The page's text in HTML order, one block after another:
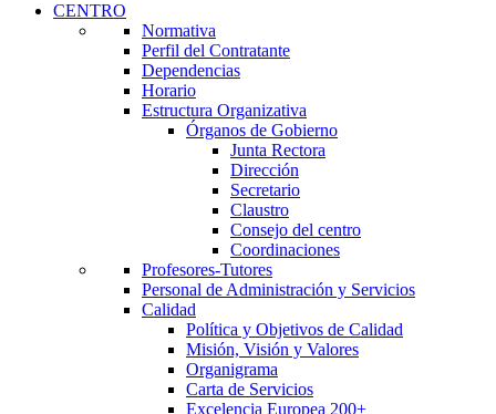
CENTRO
Normativa
Perfil del Contratante
Dependencias
Horario
Estructura Organizativa
Órganos de Gobierno
Junta Rectora
Dirección
Secretario
Claustro
Consejo del centro
Coordinaciones
Profesores-Tutores
Personal de Administración y Servicios
Calidad
Política y Objetivos de Calidad
Misión, Visión y Valores
Organigrama
Carta de Servicios
Excelencia Europea 200+